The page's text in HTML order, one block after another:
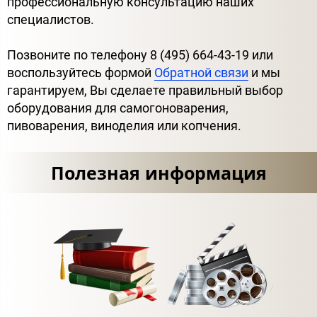
специалистов.
Позвоните по телефону 8 (495) 664-43-19 или
воспользуйтесь формой Обратной связи и мы
гарантируем, Вы сделаете правильный выбор
оборудования для самогоноварения,
пивоварения, виноделия или копчения.
Полезная информация